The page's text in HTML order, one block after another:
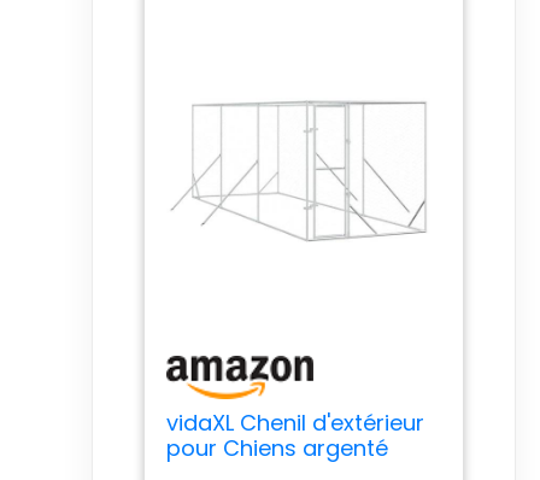
vidaXL Chenil d'extérieur
pour Chiens argenté